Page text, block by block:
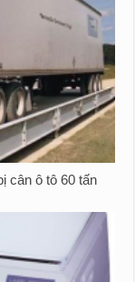
cân ô tô 60 tấn